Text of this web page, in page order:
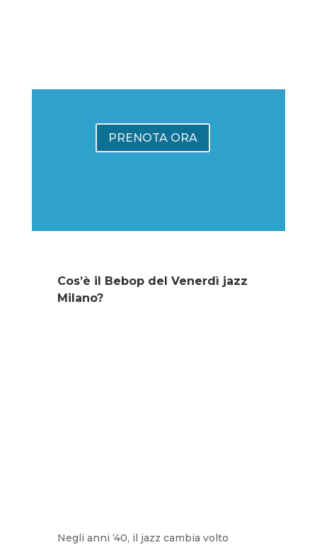
PRENOTA ORA
Cos’è il Bebop del Venerdì jazz
Milano?
Negli anni ‘40, il jazz cambia volto